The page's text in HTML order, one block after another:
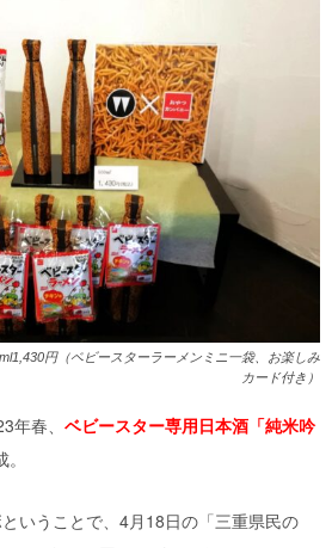
円（ベビースターラーメンミニ一袋、お楽しみ
カード付き）
春、 ベビースター専用日本酒「純米吟
いうことで、4月18日の「三重県民の